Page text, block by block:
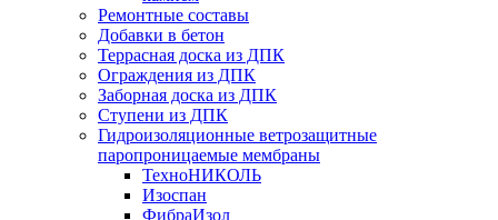
Ремонтные составы
Добавки в бетон
Террасная доска из ДПК
Ограждения из ДПК
Заборная доска из ДПК
Ступени из ДПК
Гидроизоляционные ветрозащитные
паропроницаемые мембраны
ТехноНИКОЛЬ
Изоспан
ФибраИзол